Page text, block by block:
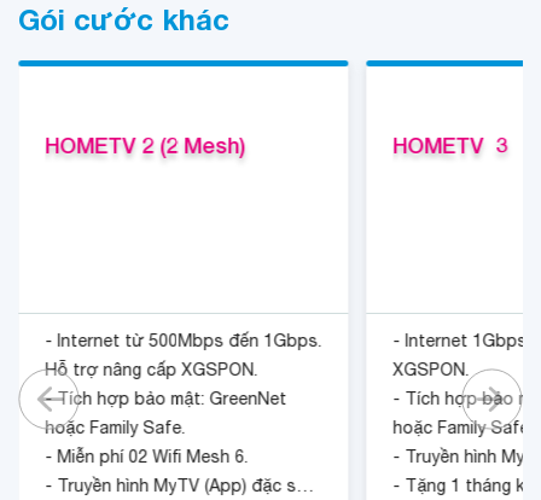
Gói cước khác
HOMETV 2 (2 Mesh)
- Internet từ 500Mbps đến 1Gbps.
Hỗ trợ nâng cấp XGSPON.
- Tích hợp bảo mật: GreenNet
hoặc Family Safe.
- Miễn phí 02 Wifi Mesh 6.
- Truyền hình MyTV (App) đặc sắc.
HOMETV  3
- Internet 1Gbps.
XGSPON.
- Tích hợp bảo
hoặc Family Safe.
- Truyền hình
- Tặng 1 tháng